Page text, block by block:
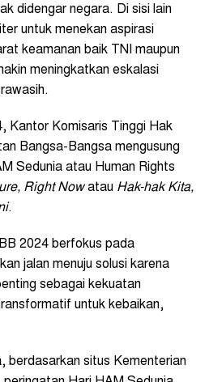
didengar negara. Di sisi lain
untuk menekan aspirasi
keamanan baik TNI maupun
meningkatkan eskalasi
Kantor Komisaris Tinggi Hak
Bangsa-Bangsa mengusung
Sedunia atau Human Rights
Right Nowatau Hak-hak Kita,
.
2024 berfokus pada
jalan menuju solusi karena
sebagai kekuatan
untuk kebaikan,
berdasarkan situs Kementerian